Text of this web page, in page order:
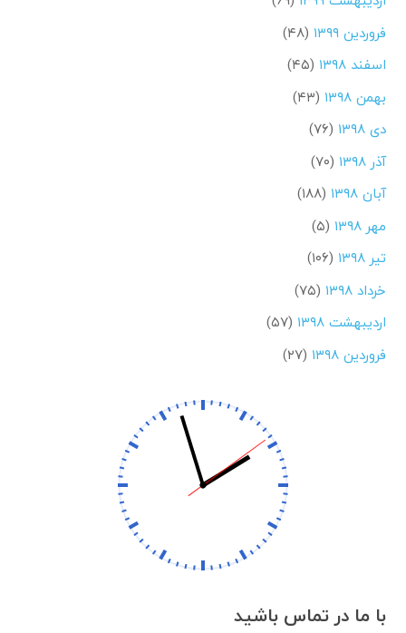
فروردین ۱۳۹۹
(۴۸)
اسفند ۱۳۹۸
(۴۵)
بهمن ۱۳۹۸
(۴۳)
دی ۱۳۹۸
(۷۶)
آذر ۱۳۹۸
(۷۰)
آبان ۱۳۹۸
(۱۸۸)
مهر ۱۳۹۸
(۵)
تیر ۱۳۹۸
(۱۰۶)
خرداد ۱۳۹۸
(۷۵)
اردیبهشت ۱۳۹۸
(۵۷)
فروردین ۱۳۹۸
(۲۷)
با ما در تماس باشید